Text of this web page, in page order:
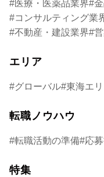
医療・医薬品業界
コンサルティング業
不動産・建設業界
エリア
グローバル 東海エ
転職ノウハウ
転職活動の準備 応
特集